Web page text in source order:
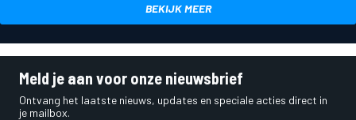
BEKIJK MEER
Meld je aan voor onze nieuwsbrief
Ontvang het laatste nieuws, updates en speciale acties direct in
je mailbox.